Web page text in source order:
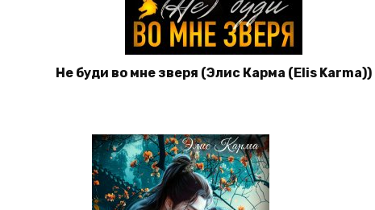
Не буди во мне зверя (Элис Карма (Elis Karma))